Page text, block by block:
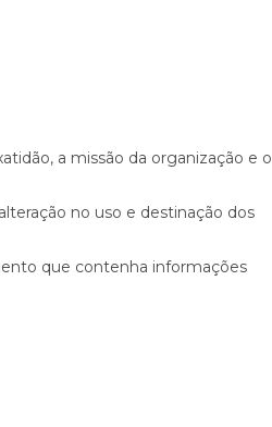
a missão da organização e o
no uso e destinação dos
que contenha informações